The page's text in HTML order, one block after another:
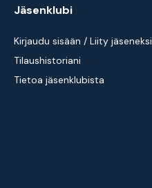
Jäsenklubi
Kirjaudu sisään / Liity jäseneksi
Tilaushistoriani
Tietoa jäsenklubista